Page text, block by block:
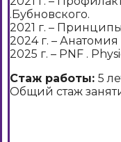
.Бубновского.
2021 г. –
2024 г. –
2025 г. – PNF .
Стаж работы: 5
Общий стаж